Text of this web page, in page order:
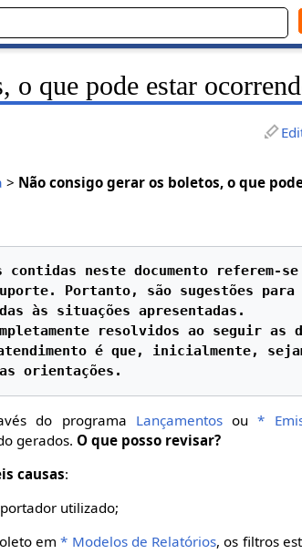
o que pode estar
> Não consigo gerar os boletos, o que
neste documento referem-se
Portanto, são sugestões
às situações apresentadas.
resolvidos ao seguir as
é que, inicialmente,
do programa Lançamentosou*
gerados. O que posso revisar?
causas:
utilizado;
em* Modelos de Relatórios, os filtros